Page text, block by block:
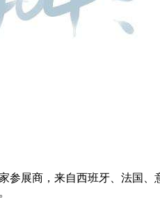
参展商，来自西班牙、法国